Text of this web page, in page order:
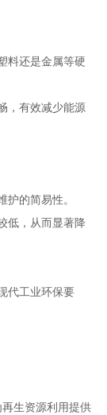
料还是金属等硬
，有效减少能源
的简易性。
低，从而显著降
代工业环保要
生资源利用提供